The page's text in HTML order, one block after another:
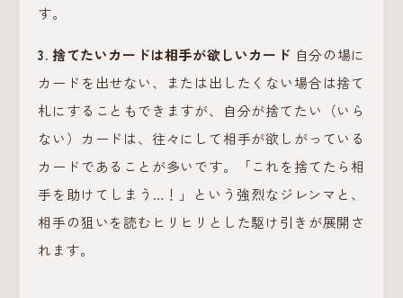
す。
3. 捨てたいカードは相手が欲しいカード 自分の場に
カードを出せない、または出したくない場合は捨て
札にすることもできますが、自分が捨てたい（いら
ない）カードは、往々にして相手が欲しがっている
カードであることが多いです。「これを捨てたら相
手を助けてしまう…！」という強烈なジレンマと、
相手の狙いを読むヒリヒリとした駆け引きが展開さ
れます。